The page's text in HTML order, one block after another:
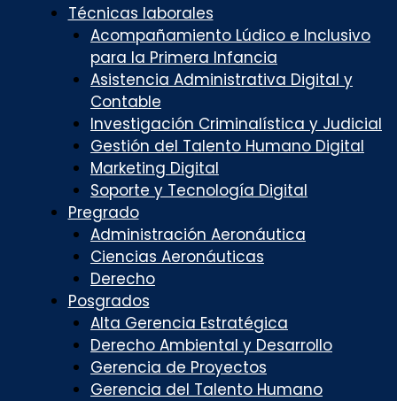
Técnicas laborales
Acompañamiento Lúdico e Inclusivo
para la Primera Infancia
Asistencia Administrativa Digital y
Contable
Investigación Criminalística y Judicial
Gestión del Talento Humano Digital
Marketing Digital
Soporte y Tecnología Digital
Pregrado
Administración Aeronáutica
Ciencias Aeronáuticas
Derecho
Posgrados
Alta Gerencia Estratégica
Derecho Ambiental y Desarrollo
Gerencia de Proyectos
Gerencia del Talento Humano